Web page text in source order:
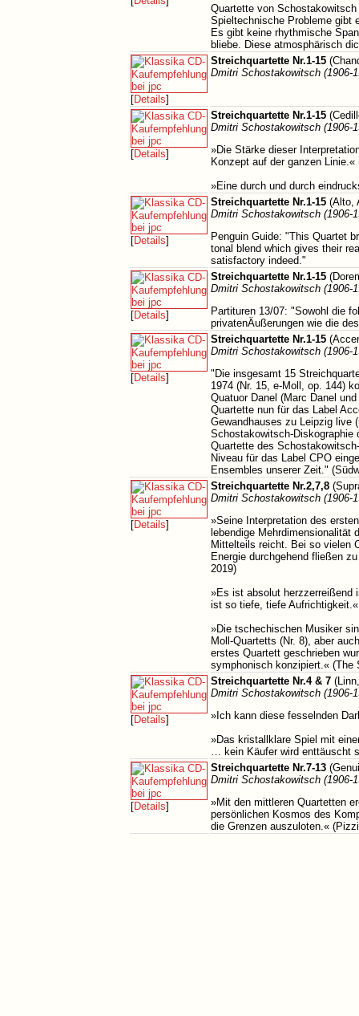
Quartette von
Spieltechnische Probleme gibt
Es gibt keine rhythmische
bliebe. Diese atmosphärisch
[Details]
Streichquartette Nr.1-15
Dmitri Schostakowitsch (1906-
[Details]
Streichquartette Nr.1-15
Dmitri Schostakowitsch (1906-
»Die Stärke dieser
Konzept auf der ganzen
»Eine durch und durch
[Details]
Streichquartette Nr.1-15 (Alto,
Dmitri Schostakowitsch (1906-
Penguin Guide: "This Quartet
tonal blend which gives their
satisfactory indeed."
[Details]
Streichquartette Nr.1-15
Dmitri Schostakowitsch (1906-
Partituren 13/07: "Sowohl die
privatenÄußerungen wie die
[Details]
Streichquartette Nr.1-15
Dmitri Schostakowitsch (1906-
"Die insgesamt 15
1974 (Nr. 15, e-Moll, op. 144)
Quatuor Danel (Marc Danel
Quartette nun für das Label
Gewandhauses zu Leipzig live
Schostakowitsch-Diskographie
Quartette des
Niveau für das Label CPO
Ensembles unserer Zeit."
[Details]
Streichquartette Nr.2,7,8
Dmitri Schostakowitsch (1906-
»Seine Interpretation des
lebendige Mehrdimensionalität
Mittelteils reicht. Bei so vielen
Energie durchgehend fließen
2019)
»Es ist absolut herzzerreißend
ist so tiefe, tiefe
»Die tschechischen Musiker
Moll-Quartetts (Nr. 8), aber
erstes Quartett geschrieben
symphonisch konzipiert.« (The
[Details]
Streichquartette Nr.4 & 7
Dmitri Schostakowitsch (1906-
»Ich kann diese fesselnden
»Das kristallklare Spiel mit
… kein Käufer wird enttäuscht
[Details]
Streichquartette Nr.7-13
Dmitri Schostakowitsch (1906-
»Mit den mittleren Quartetten
persönlichen Kosmos des
die Grenzen auszuloten.«